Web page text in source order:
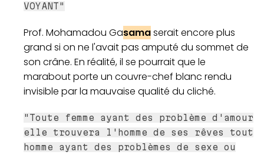
VOYANT"
Prof. Mohamadou Gasamaserait encore plus
grand si on ne l'avait pas amputé du sommet de
son crâne. En réalité, il se pourrait que le
marabout porte un couvre-chef blanc rendu
invisible par la mauvaise qualité du cliché.
"Toute femme ayant des problème d'amour
elle trouvera l'homme de ses rêves tout
homme ayant des problèmes de sexe ou